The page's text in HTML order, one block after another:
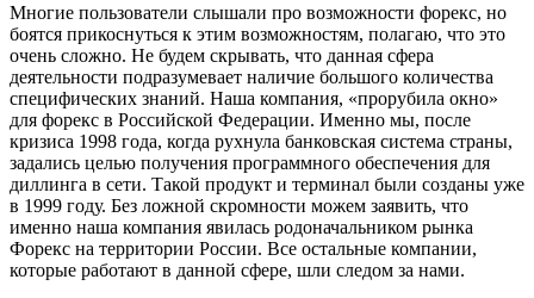
Многие пользователи слышали про возможности форекс, но
боятся прикоснуться к этим возможностям, полагаю, что это
очень сложно. Не будем скрывать, что данная сфера
деятельности подразумевает наличие большого количества
специфических знаний. Наша компания, «прорубила окно»
для форекс в Российской Федерации. Именно мы, после
кризиса 1998 года, когда рухнула банковская система страны,
задались целью получения программного обеспечения для
диллинга в сети. Такой продукт и терминал были созданы уже
в 1999 году. Без ложной скромности можем заявить, что
именно наша компания явилась родоначальником рынка
Форекс на территории России. Все остальные компании,
которые работают в данной сфере, шли следом за нами.